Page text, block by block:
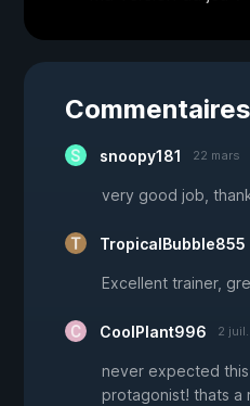
Commentaires
snoopy181 22 mars
very good job,
TropicalBubble855
Excellent trainer,
CoolPlant996 2 juil.
never expected
protagonist! thats a